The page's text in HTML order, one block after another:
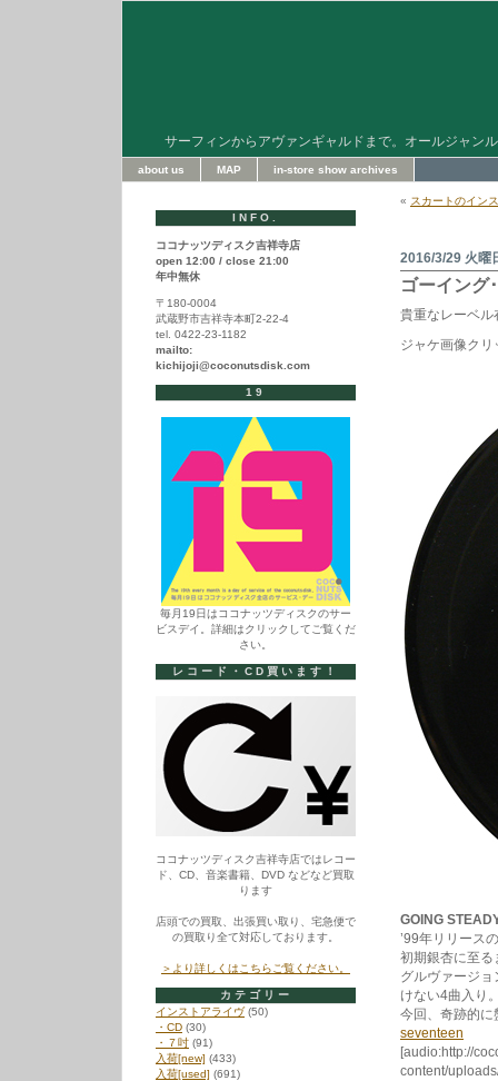
サーフィンからアヴァンギャルドまで。オールジャン
about us MAP in-store show archives
« スカートのイン
2016/3/29 火曜
ゴーイング
貴重なレーベル
ジャケ画像ク
GOING
’99年リリース
初期銀杏に至る
グルヴァージ
けない4曲入り
今回、奇跡的に
seventeen
[audio:http://
content/
INFO.
ココナッツディスク吉祥寺店
open 12:00 / close 21:00
年中無休
〒180-0004
武蔵野市吉祥寺本町2-22-4
tel. 0422-23-1182
mailto:
kichijoji@coconutsdisk.com
19
毎月19日はココナッツディスクのサー
ビスデイ。詳細はクリックしてご覧くだ
さい。
レコード・CD買います！
ココナッツディスク吉祥寺店ではレコー
ド、CD、音楽書籍、DVD などなど買取
ります
店頭での買取、出張買い取り、宅急便で
の買取り全て対応しております。
＞より詳しくはこちらご覧ください。
カテゴリー
インストアライヴ(50)
・CD (30)
・７吋 (91)
入荷[new] (433)
入荷[used] (691)